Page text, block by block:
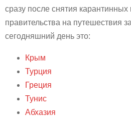
сразу после снятия
правительства на путешествия
сегодняшний день это:
Крым
Турция
Греция
Тунис
Абхазия